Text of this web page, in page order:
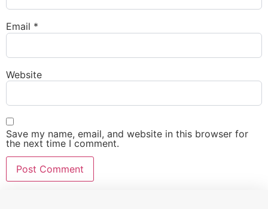
Email *
Website
Save my name, email, and website in this browser for
the next time I comment.